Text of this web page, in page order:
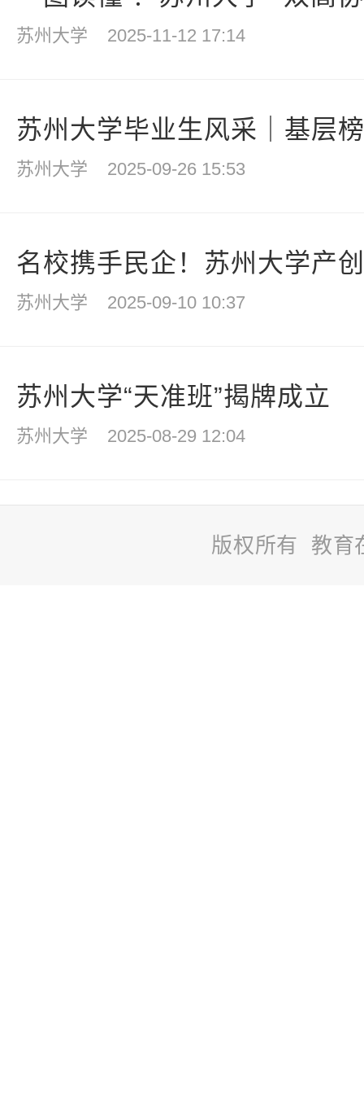
苏州大学 2025-11-12 17:14
苏州大学毕业生风采｜基层
苏州大学 2025-09-26 15:53
名校携手民企！苏州大学产
苏州大学 2025-09-10 10:37
苏州大学“天准班”揭牌成立
苏州大学 2025-08-29 12:04
版权所有 教育